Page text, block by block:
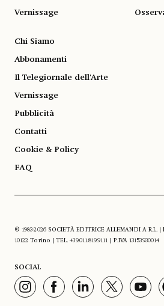
Vernissage
Chi Siamo
Abbonamenti
Il Telegiornale dell'Arte
Vernissage
Pubblicità
Contatti
Cookie & Policy
FAQ
© 1983-2026 SOCIETÀ EDITRICE ALLEMANDI A
10122 Torino | TEL. +39.011.819.9111 | P.IVA 13153930014
SOCIAL